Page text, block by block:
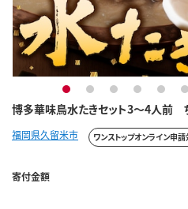
博多華味鳥水たきセット3～4人前
1 2 3 4 5 6
福岡県久留米市 ワンストップオンライン申
寄付金額